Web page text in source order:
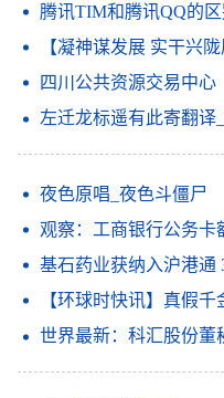
腾讯TIM和腾讯QQ的区
【凝神谋发展 实干兴陇原 “三抓三促”行动进行时
四川公共资源交易中心
左迁龙标遥有此寄翻译_闻王
夜色原唱_夜色斗僵尸
观察：工商银行公务卡
基石药业获纳入沪港通
【环球时快讯】真假
世界最新：科汇股份董秘回复：公司开关